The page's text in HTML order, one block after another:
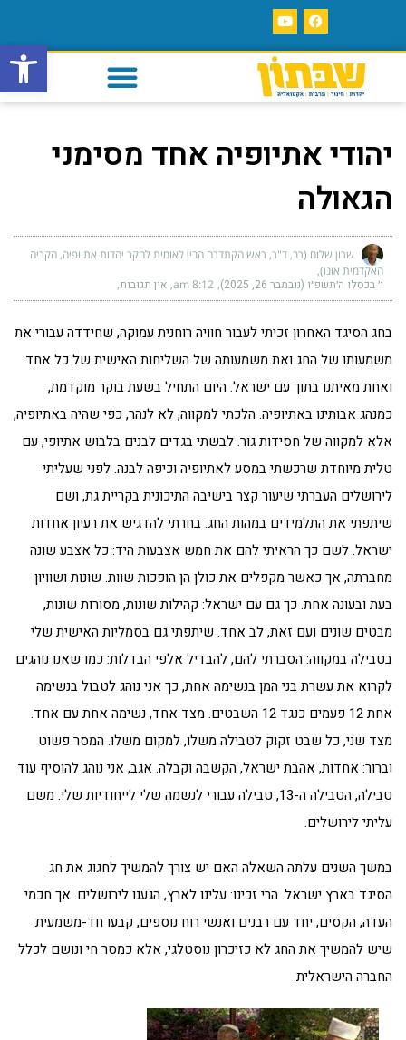
פתח
יהודי אתיופיה אחד מסימני
הגאולה
שרון שלום (רב, ד"ר, ראש הקתדרה הבין לאומית לחקר יהדות אתיופיה, הקריה
האקדמית אונו)
ו׳ בכסלו ה׳תשפ״ו (נובמבר 26, 2025) 8:12 am אין תגובות
בחג הסיגד האחרון זכיתי לעבור חוויה רוחנית עמוקה, שחידדה עבורי את
משמעותו של החג ואת משמעותה של השליחות האישית של כל אחד
ואחת מאיתנו בתוך עם ישראל. היום התחיל בשעת בוקר מוקדמת,
כמנהג אבותינו באתיופיה. הלכתי למקווה, לא לנהר, כפי שהיה באתיופיה,
אלא למקווה של חסידות גור. לבשתי בגדים לבנים בלבוש אתיופי, עם
טלית מיוחדת שרכשתי במסע לאתיופיה וכיפה לבנה. לפני שעליתי
לירושלים העברתי שיעור קצר בישיבה התיכונית בקריית גת, ושם
שיתפתי את התלמידים במהות החג. בחרתי להדגיש את רעיון אחדות
ישראל. לשם כך הראיתי להם את חמש אצבעות היד: כל אצבע שונה
מחברתה, אך כאשר מקפלים את כולן הן הופכות שוות. שונות ושוויון
בעת ובעונה אחת. כך גם עם ישראל: קהילות שונות, מסורות שונות,
מבטים שונים ועם זאת, לב אחד. שיתפתי גם בסמליות האישית שלי
בטבילה במקווה: הסברתי להם, להבדיל אלפי הבדלות: כמו שאנו נוהגים
לקרוא את עשרת בני המן בנשימה אחת, כך אני נוהג לטבול בנשימה
אחת 12 פעמים כנגד 12 השבטים. מצד אחד, נשימה אחת עם אחד.
מצד שני, כל שבט זקוק לטבילה משלו, למקום משלו. המסר פשוט
וברור: אחדות, אהבת ישראל, הקשבה וקבלה. אגב, אני נוהג להוסיף עוד
טבילה, הטבילה ה-13, טבילה עבורי לנשמה שלי לייחודיות שלי. משם
עליתי לירושלים.
במשך השנים עלתה השאלה האם יש צורך להמשיך לחגוג את חג
הסיגד בארץ ישראל. הרי זכינו: עלינו לארץ, הגענו לירושלים. אך חכמי
העדה, הקסים, יחד עם רבנים ואנשי רוח נוספים, קבעו חד-משמעית
שיש להמשיך את החג לא כזיכרון נוסטלגי, אלא כמסר חי ונושם לכלל
החברה הישראלית.